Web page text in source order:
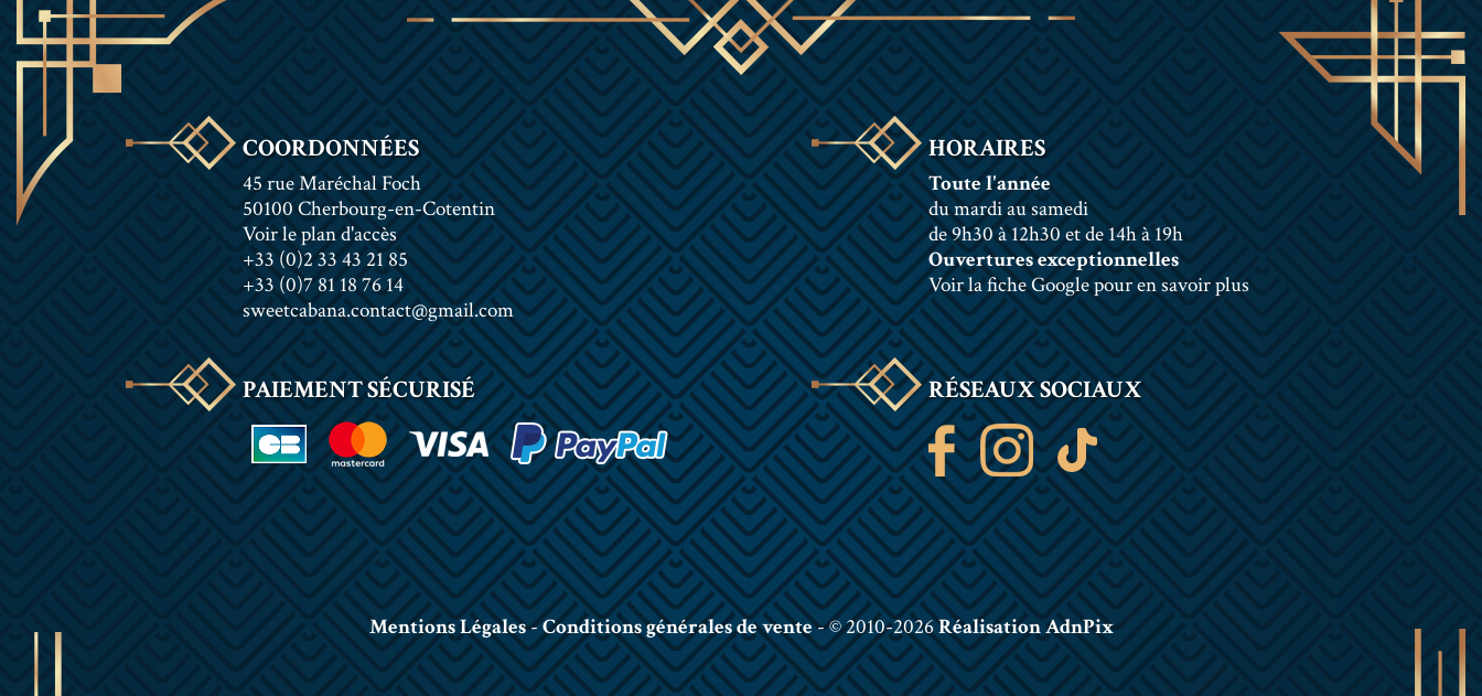
COORDONNÉES
45 rue Maréchal Foch
50100 Cherbourg-en-Cotentin
Voir le plan d'accès
+33 (0)2 33 43 21 85
+33 (0)7 81 18 76 14
sweetcabana.contact@gmail.com
HORAIRES
Toute l'année
du mardi au samedi
de 9h30 à 12h30 et de 14h à 19h
Ouvertures exceptionnelles
Voir la fiche Google pour en savoir plus
PAIEMENT SÉCURISÉ RÉSEAUX SOCIAUX
Mentions Légales-Conditions générales de vente- © 2010-2026Réalisation AdnPix